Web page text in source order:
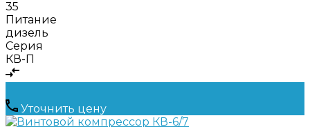
35
Питание
дизель
Серия
КВ-П
Уточнить цену